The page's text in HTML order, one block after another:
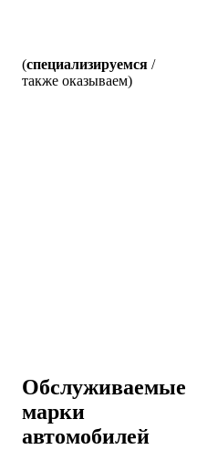
(специализируемся /
также оказываем)
Обслуживаемые
марки
автомобилей